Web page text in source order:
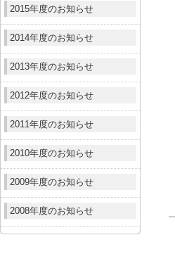
2015年度のお知らせ
2014年度のお知らせ
2013年度のお知らせ
2012年度のお知らせ
2011年度のお知らせ
2010年度のお知らせ
2009年度のお知らせ
2008年度のお知らせ